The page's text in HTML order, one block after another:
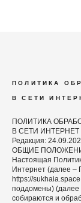
ПОЛИТИКА
В СЕТИ
ПОЛИТИКА
В СЕТИ ИНТЕРНЕТ
Редакция:
ОБЩИЕ
Настоящая
Интернет (далее –
https://
поддомены) (далее
собираются и